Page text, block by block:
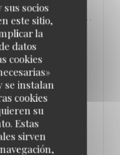
socios
este sitio,
la
datos
cookies
se instalan
cookies
su
Estas
sirven